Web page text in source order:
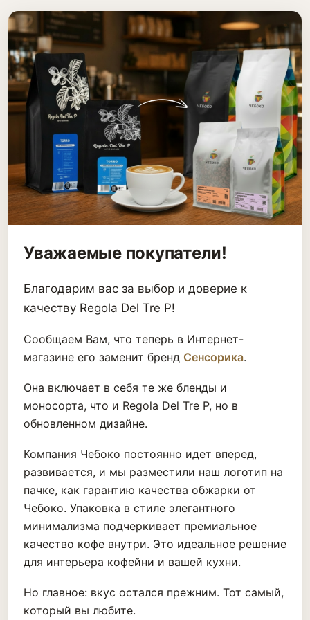
Уважаемые покупатели!
Благодарим вас за выбор и доверие к
качеству Regola Del Tre P!
Сообщаем Вам, что теперь в Интернет-
магазине его заменит бренд Сенсорика.
Она включает в себя те же бленды и
моносорта, что и Regola Del Tre P, но в
обновленном дизайне.
Компания Чебоко постоянно идет вперед,
развивается, и мы разместили наш логотип на
пачке, как гарантию качества обжарки от
Чебоко. Упаковка в стиле элегантного
минимализма подчеркивает премиальное
качество кофе внутри. Это идеальное решение
для интерьера кофейни и вашей кухни.
Но главное: вкус остался прежним. Тот самый,
который вы любите.